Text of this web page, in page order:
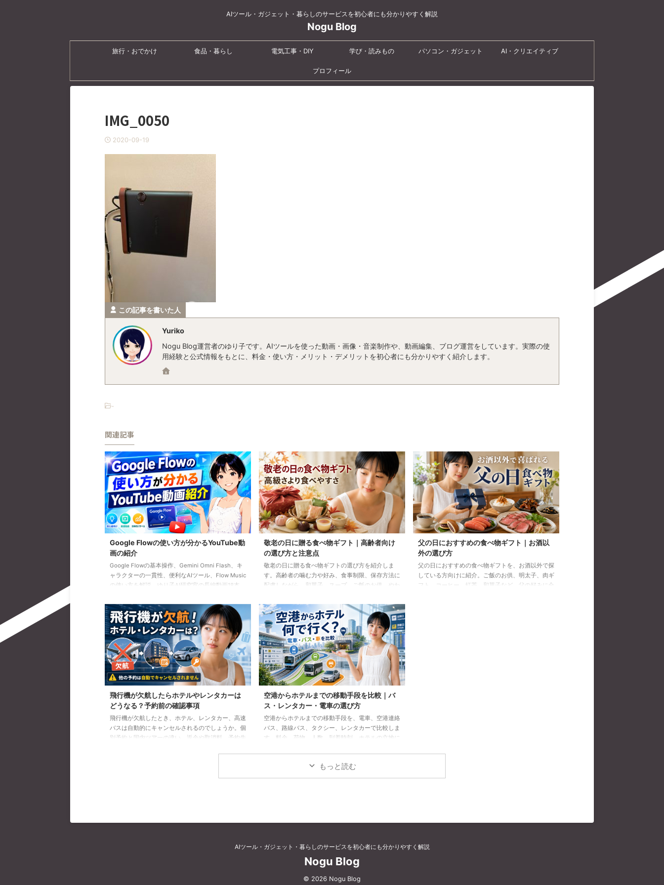
AIツール・ガジェット・暮らしのサービスを初心者にも分かりやすく解説
Nogu Blog
旅行・おでかけ 食品・暮らし 電気工事・DIY 学び・読みもの パソコン・ガジェット AI・クリエイティブ
プロフィール
IMG_0050
2020-09-19
この記事を書いた人
Yuriko
Nogu Blog運営者のゆり子です。AIツールを使った動画・画像・音楽制作や、動画編集、ブログ運営をしています。実際の使
用経験と公式情報をもとに、料金・使い方・メリット・デメリットを初心者にも分かりやすく紹介します。
-
関連記事
Google Flowの使い方が分かるYouTube動
画の紹介
Google Flowの基本操作、Gemini Omni Flash、キ
ャラクターの一貫性、便利なAIツール、Flow Music
の使い方を解説。ゆり子AI研究室の長編動画18本
敬老の日に贈る食べ物ギフト｜高齢者向け
の選び方と注意点
敬老の日に贈る食べ物ギフトの選び方を紹介しま
す。高齢者の噛む力や好み、食事制限、保存方法に
配慮しながら、和菓子、スープ、ご飯のお供、やわ
父の日におすすめの食べ物ギフト｜お酒以
外の選び方
父の日におすすめの食べ物ギフトを、お酒以外で探
している方向けに紹介。ご飯のお供、明太子、肉ギ
フト、コーヒー、紅茶、和菓子など、父の好みに合
飛行機が欠航したらホテルやレンタカーは
どうなる？予約前の確認事項
飛行機が欠航したとき、ホテル、レンタカー、高速
バスは自動的にキャンセルされるのでしょうか。個
別予約と国内ツアーの違い、返金や取消料、予約先
空港からホテルまでの移動手段を比較｜バ
ス・レンタカー・電車の選び方
空港からホテルまでの移動手段を、電車、空港連絡
バス、路線バス、タクシー、レンタカーで比較しま
す。料金、荷物、人数、到着時刻、ホテルの立地に
もっと読む
AIツール・ガジェット・暮らしのサービスを初心者にも分かりやすく解説
Nogu Blog
© 2026 Nogu Blog